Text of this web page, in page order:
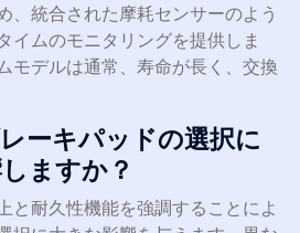
、統合された摩耗センサーのよう
イムのモニタリングを提供しま
モデルは通常、寿命が長く、交換
ーキパッドの選択に
ますか？
と耐久性機能を強調することによ